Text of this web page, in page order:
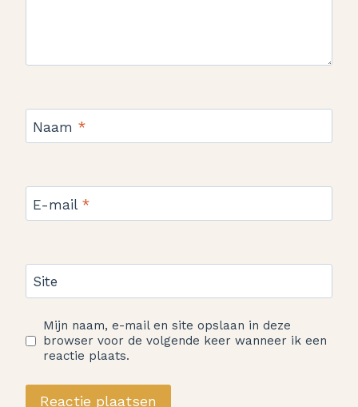
Naam *
E-mail *
Site
Mijn naam, e-mail en site opslaan in deze
browser voor de volgende keer wanneer ik een
reactie plaats.